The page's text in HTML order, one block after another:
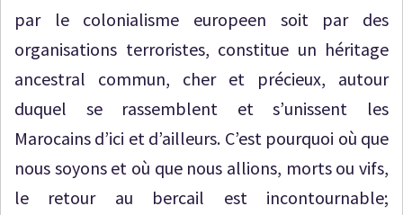
par le colonialisme europeen soit par des
organisations terroristes, constitue un héritage
ancestral commun, cher et précieux, autour
duquel se rassemblent et s’unissent les
Marocains d’ici et d’ailleurs. C’est pourquoi où que
nous soyons et où que nous allions, morts ou vifs,
le retour au bercail est incontournable;